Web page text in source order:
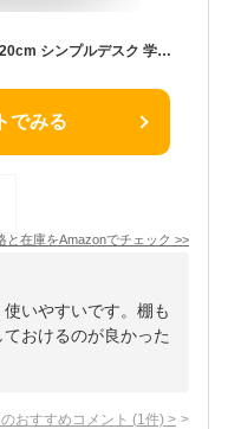
デスク パソコンデスク 机 pcデスク 幅120cm シンプルデスク 学習机 勉強机 おしゃれ 在宅ワーク WB001DC1102-LC-JP
でみる
と在庫をAmazonでチェック >>
いやすいです。棚も
おけるのが良かった
おすすめコメント (1 件) >